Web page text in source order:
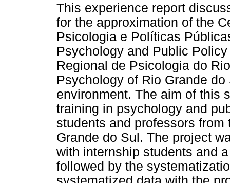
This experience report
for the approximation of the
Psicologia e Políticas
Psychology and Public
Regional de Psicologia do
Psychology of Rio Grande
environment. The aim of this
training in psychology and
students and professors
Grande do Sul. The project
with internship students and
followed by the